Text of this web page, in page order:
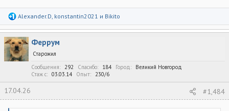
Р
а
к
ц
и
и
Alexander.D, konstantin2021 и Bikito
Феррум
Старожил
Сообщения
292 Спасибо 184 Город
Великий Новгород
Стаж c
03.03.14 Опыт 230/6
17.04.26 #1,484